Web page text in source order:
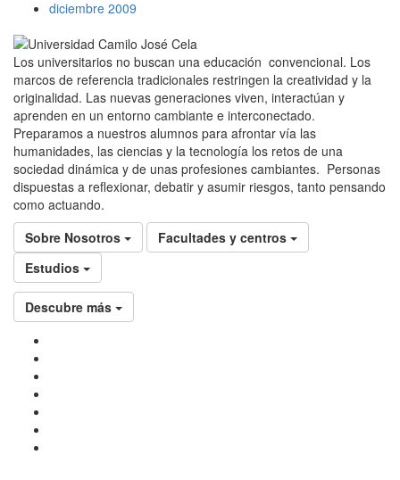
diciembre 2009
Los universitarios no buscan una educación convencional. Los
marcos de referencia tradicionales restringen la creatividad y la
originalidad. Las nuevas generaciones viven, interactúan y
aprenden en un entorno cambiante e interconectado.
Preparamos a nuestros alumnos para afrontar vía las
humanidades, las ciencias y la tecnología los retos de una
sociedad dinámica y de unas profesiones cambiantes. Personas
dispuestas a reflexionar, debatir y asumir riesgos, tanto pensando
como actuando.
Sobre Nosotros
Facultades y centros
Estudios
Descubre más